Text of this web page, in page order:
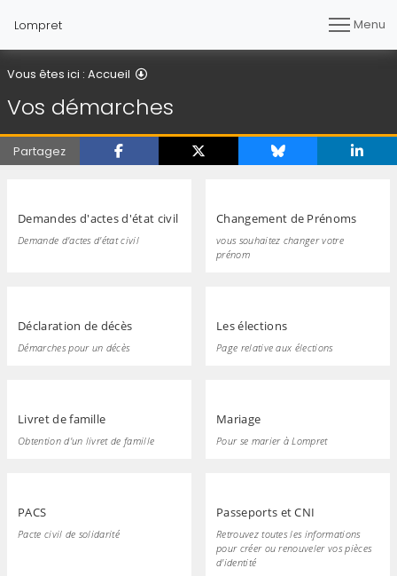
Lompret Menu
Vous êtes ici : Accueil
Vos démarches
Partagez
Demandes d'actes d'état civil
Demande d'actes d'état civil
Changement de Prénoms
vous souhaitez changer votre
prénom
Déclaration de décès
Démarches pour un décès
Les élections
Page relative aux élections
Livret de famille
Obtention d'un livret de famille
Mariage
Pour se marier à Lompret
PACS
Pacte civil de solidarité
Passeports et CNI
Retrouvez toutes les informations
pour créer ou renouveler vos pièces
d'identité